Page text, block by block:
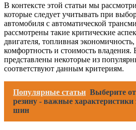
В контексте этой статьи мы
которые следует учитывать при
автомобиля с автоматической
рассмотрены такие критические
двигателя, топливная экономичность,
комфортность и стоимость
представлены некоторые из
соответствуют данным критериям.
Популярные статьи Выберите
резину - важные характеристики
шин